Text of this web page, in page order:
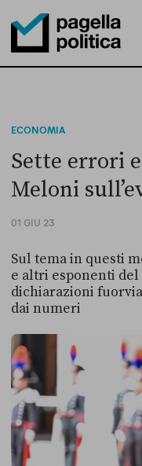
Pagella Politica Logo
ECONOMIA
Sette errori
Meloni
01 GIU 23
Sul tema in questi
e altri esponenti
dichiarazioni
dai numeri